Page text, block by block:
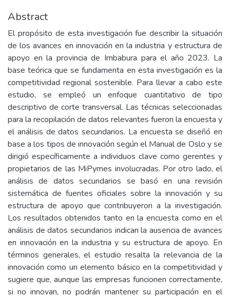
Abstract
El propósito de esta investigación fue describir la situación
de los avances en innovación en la industria y estructura de
apoyo en la provincia de Imbabura para el año 2023. La
base teórica que se fundamenta en esta investigación es la
competitividad regional sostenible. Para llevar a cabo este
estudio, se empleó un enfoque cuantitativo de tipo
descriptivo de corte transversal. Las técnicas seleccionadas
para la recopilación de datos relevantes fueron la encuesta y
el análisis de datos secundarios. La encuesta se diseñó en
base a los tipos de innovación según el Manual de Oslo y se
dirigió específicamente a individuos clave como gerentes y
propietarios de las MiPymes involucradas. Por otro lado, el
análisis de datos secundarios se basó en una revisión
sistemática de fuentes oficiales sobre la innovación y su
estructura de apoyo que contribuyeron a la investigación.
Los resultados obtenidos tanto en la encuesta como en el
análisis de datos secundarios indican la ausencia de avances
en innovación en la industria y su estructura de apoyo. En
términos generales, el estudio resalta la relevancia de la
innovación como un elemento básico en la competitividad y
sugiere que, aunque las empresas funcionen correctamente,
si no innovan, no podrán mantener su participación en el